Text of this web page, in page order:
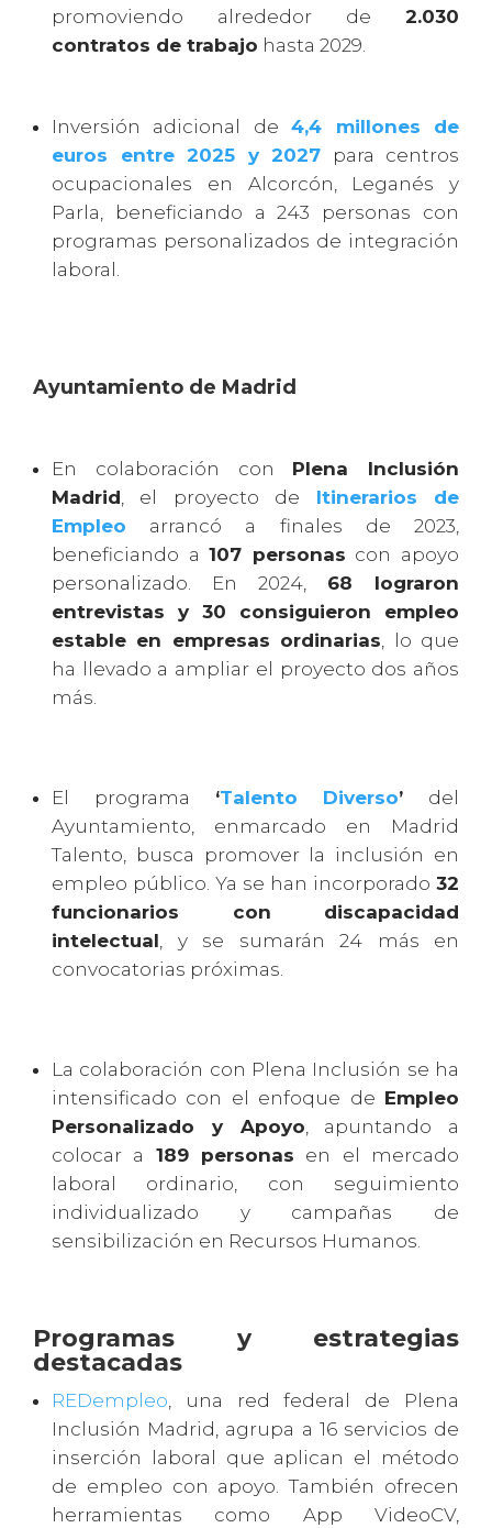
promoviendo alrededor de 2.030
contratos de trabajo hasta 2029.
Inversión adicional de4,4 millones de
euros entre 2025 y 2027 para centros
ocupacionales en Alcorcón, Leganés y
Parla, beneficiando a 243 personas con
programas personalizados de integración
laboral.
Ayuntamiento de Madrid
En colaboración con Plena Inclusión
Madrid, el proyecto de Itinerarios de
Empleo arrancó a finales de 2023,
beneficiando a107 personas con apoyo
personalizado. En 2024, 68 lograron
entrevistas y 30 consiguieron empleo
estable en empresas ordinarias, lo que
ha llevado a ampliar el proyecto dos años
más.
El programa ‘Talento Diverso’ del
Ayuntamiento, enmarcado en Madrid
Talento, busca promover la inclusión en
empleo público. Ya se han incorporado 32
funcionarios con discapacidad
intelectual, y se sumarán 24 más en
convocatorias próximas.
La colaboración con Plena Inclusión se ha
intensificado con el enfoque de Empleo
Personalizado y Apoyo, apuntando a
colocar a 189 personas en el mercado
laboral ordinario, con seguimiento
individualizado y campañas de
sensibilización en Recursos Humanos.
Programas y estrategias
destacadas
REDempleo, una red federal de Plena
Inclusión Madrid, agrupa a 16 servicios de
inserción laboral que aplican el método
de empleo con apoyo. También ofrecen
herramientas como App VideoCV,